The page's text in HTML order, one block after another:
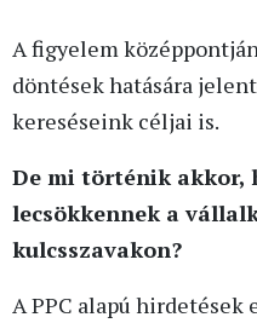
A figyelem
döntések hatására
kereséseink céljai is.
De mi történik akkor,
lecsökkennek a
kulcsszavakon?
A PPC alapú